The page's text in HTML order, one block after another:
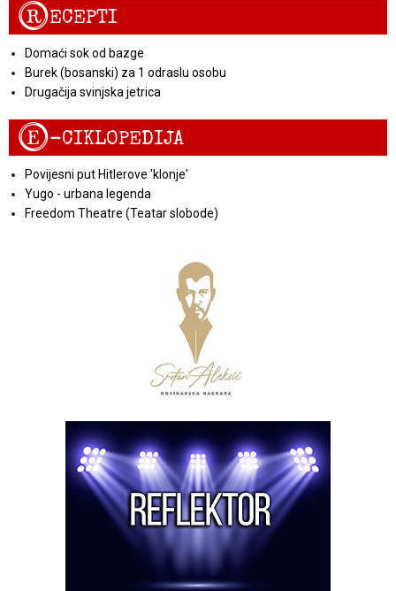
RECEPTI
Domaći sok od bazge
Burek (bosanski) za 1 odraslu osobu
Drugačija svinjska jetrica
E-CIKLOPEDIJA
Povijesni put Hitlerove 'klonje'
Yugo - urbana legenda
Freedom Theatre (Teatar slobode)